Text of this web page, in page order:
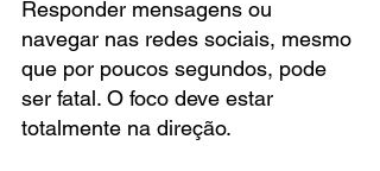
Responder mensagens ou
navegar nas redes sociais, mesmo
que por poucos segundos, pode
ser fatal. O foco deve estar
totalmente na direção.